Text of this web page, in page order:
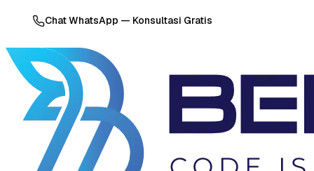
Chat WhatsApp — Konsultasi Gratis